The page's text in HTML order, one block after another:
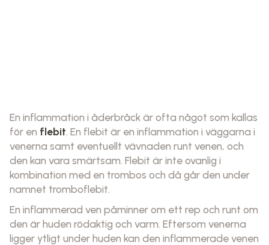
En inflammation i åderbråck är ofta något som kallas
för en flebit. En flebit är en inflammation i väggarna i
venerna samt eventuellt vävnaden runt venen, och
den kan vara smärtsam. Flebit är inte ovanlig i
kombination med en trombos och då går den under
namnet tromboflebit.
En inflammerad ven påminner om ett rep och runt om
den är huden rödaktig och varm. Eftersom venerna
ligger ytligt under huden kan den inflammerade venen